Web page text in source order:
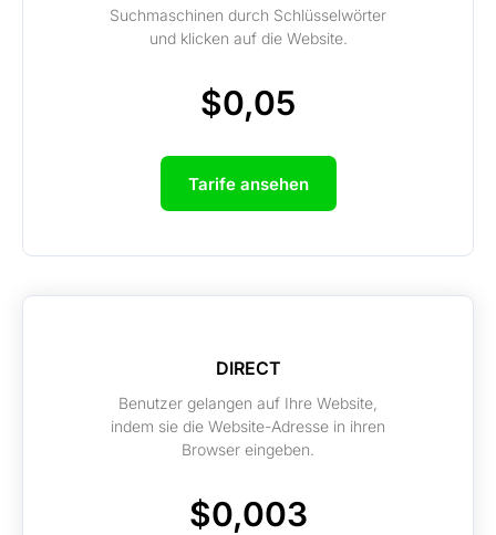
Suchmaschinen durch Schlüsselwörter
und klicken auf die Website.
$0,05
Tarife ansehen
DIRECT
Benutzer gelangen auf Ihre Website,
indem sie die Website-Adresse in ihren
Browser eingeben.
$0,003